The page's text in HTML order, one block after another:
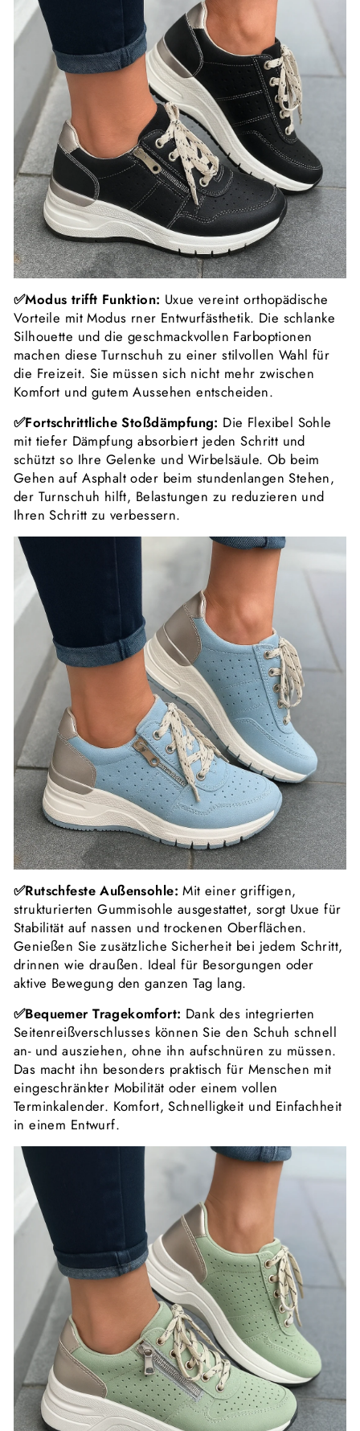
✅Modus trifft Funktion: Uxue vereint orthopädische
Vorteile mit Modus rner Entwurfästhetik. Die schlanke
Silhouette und die geschmackvollen Farboptionen
machen diese Turnschuh zu einer stilvollen Wahl für
die Freizeit. Sie müssen sich nicht mehr zwischen
Komfort und gutem Aussehen entscheiden.
✅Fortschrittliche Stoßdämpfung: Die Flexibel Sohle
mit tiefer Dämpfung absorbiert jeden Schritt und
schützt so Ihre Gelenke und Wirbelsäule. Ob beim
Gehen auf Asphalt oder beim stundenlangen Stehen,
der Turnschuh hilft, Belastungen zu reduzieren und
Ihren Schritt zu verbessern.
✅Rutschfeste Außensohle:Mit einer griffigen,
strukturierten Gummisohle ausgestattet, sorgt Uxue für
Stabilität auf nassen und trockenen Oberflächen.
Genießen Sie zusätzliche Sicherheit bei jedem Schritt,
drinnen wie draußen. Ideal für Besorgungen oder
aktive Bewegung den ganzen Tag lang.
✅Bequemer Tragekomfort: Dank des integrierten
Seitenreißverschlusses können Sie den Schuh schnell
an- und ausziehen, ohne ihn aufschnüren zu müssen.
Das macht ihn besonders praktisch für Menschen mit
eingeschränkter Mobilität oder einem vollen
Terminkalender. Komfort, Schnelligkeit und Einfachheit
in einem Entwurf.